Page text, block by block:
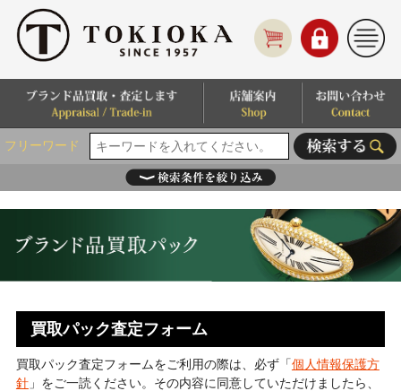
フリーワード
買取パック査定フォーム
買取パック査定フォームをご利用の際は、必ず「個人情報保護方
針」をご一読ください。その内容に同意していただけましたら、